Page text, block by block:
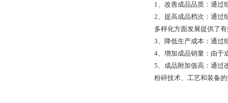
1、改善成品品质：通过
2、提高成品档次：通过
多样化方面发展提供了
3、降低生产成本：通过
4、增加成品销量：由于
5、成品附加值高：通过
粉碎技术、工艺和装备